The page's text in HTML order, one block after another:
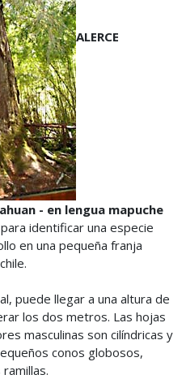
ALERCE
- en lengua mapuche
identificar una especie
en una pequeña franja
puede llegar a una altura de
los dos metros. Las hojas
masculinas son cilíndricas y
conos globosos,